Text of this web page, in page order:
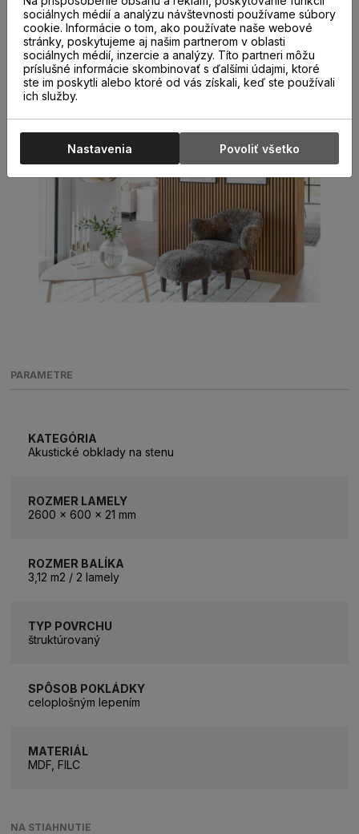
pripomínajú prírodné materiály. MEO – exkluzívny dizajn,
ktorý si môžete dopriať aj vy doma.
PARAMETRE
KATEGÓRIA
Akustické obklady na stenu
ROZMER LAMELY
2600 x 600 x 21 mm
ROZMER BALÍKA
3,12 m2 / 2 lamely
TYP POVRCHU
štruktúrovaný
SPÔSOB POKLÁDKY
celoplošným lepením
MATERIÁL
MDF, FILC
NA STIAHNUTIE
sociálnych médií a analýzu návštevnosti používame súbory
cookie. Informácie o tom, ako používate naše webové
stránky, poskytujeme aj našim partnerom v oblasti
sociálnych médií, inzercie a analýzy. Títo partneri môžu
príslušné informácie skombinovať s ďalšími údajmi, ktoré
ste im poskytli alebo ktoré od vás získali, keď ste používali
ich služby.
Nastavenia Povoliť všetko